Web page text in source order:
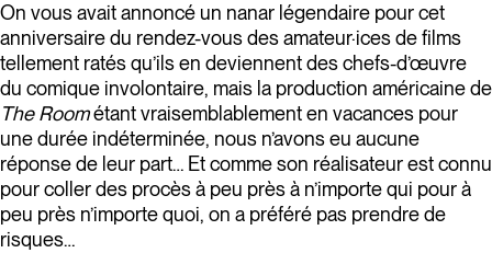
On vous avait annoncé un nanar légendaire pour cet
anniversaire du rendez-vous des amateur·ices de films
tellement ratés qu’ils en deviennent des chefs-d’œuvre
du comique involontaire, mais la production américaine de
The Roométant vraisemblablement en vacances pour
une durée indéterminée, nous n’avons eu aucune
réponse de leur part… Et comme son réalisateur est connu
pour coller des procès à peu près à n’importe qui pour à
peu près n’importe quoi, on a préféré pas prendre de
risques…